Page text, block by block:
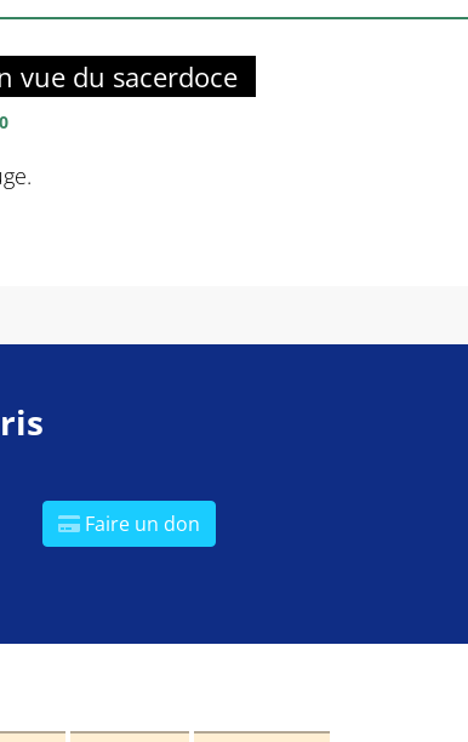
vue du sacerdoce
Faire un don